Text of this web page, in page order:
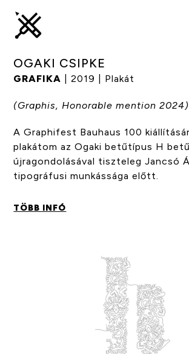
OGAKI CSIPKE
GRAFIKA | 2019 | Plakát
(Graphis, Honorable mention 2024)
A Graphifest Bauhaus 100
plakátom az Ogaki betűtípus H
újragondolásával tiszteleg Jancsó
tipográfusi munkássága előtt.
TÖBB INFÓ